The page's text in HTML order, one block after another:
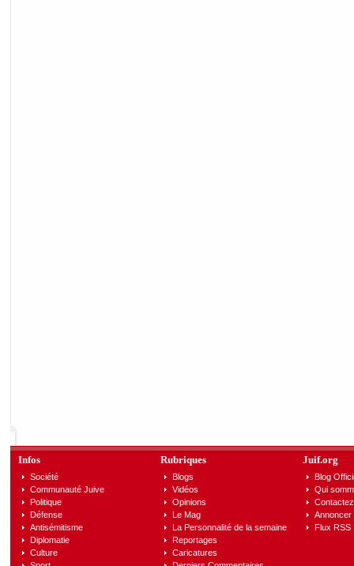
Infos
Société
Communauté Juive
Politique
Défense
Antisémitisme
Diplomatie
Culture
Rubriques
Blogs
Vidéos
Opinions
Le Mag
La Personnalité de la semaine
Reportages
Caricatures
Juif.org
Blog
Qui
Annoncer
Flux RSS